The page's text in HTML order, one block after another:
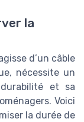
la
d’un câble
nécessite un
et sa
Voici
la durée de